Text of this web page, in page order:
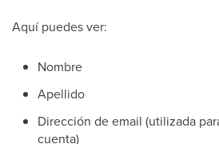
Aquí puedes ver:
Nombre
Apellido
Dirección de email (utilizada
cuenta)